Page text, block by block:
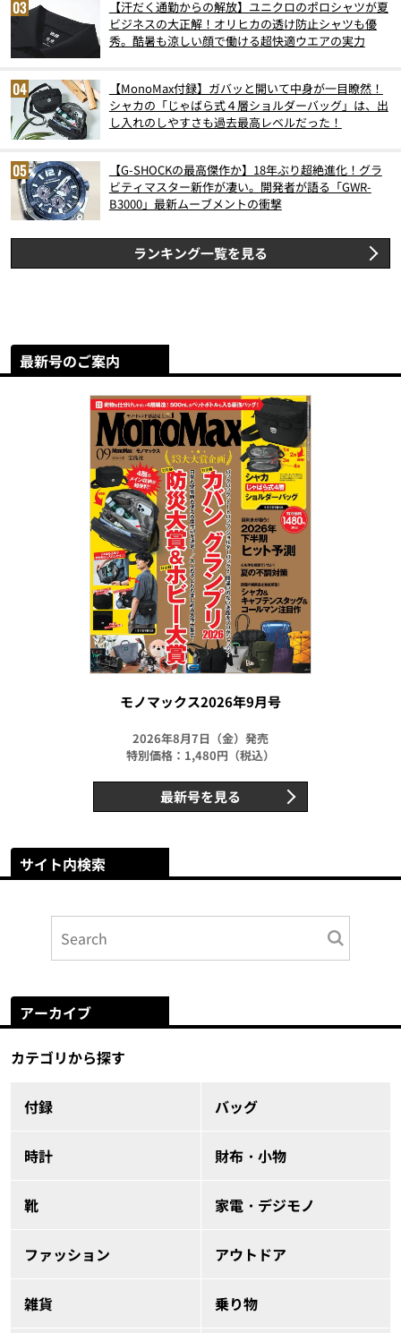
【汗だく通勤からの解放】ユニクロのポロシャツが夏
ビジネスの大正解！オリヒカの透け防止シャツも優
秀。酷暑も涼しい顔で働ける超快適ウエアの実力
【MonoMax付録】ガバッと開いて中身が一目瞭然！
シャカの「じゃばら式４層ショルダーバッグ」は、出
し入れのしやすさも過去最高レベルだった！
【G-SHOCKの最高傑作か】18年ぶり超絶進化！グラ
ビティマスター新作が凄い。開発者が語る「GWR-
B3000」最新ムーブメントの衝撃
ランキング一覧を見る
最新号のご案内
モノマックス2026年9月号
2026年8月7日（金）発売
特別価格：1,480円（税込）
最新号を見る
サイト内検索
アーカイブ
カテゴリから探す
付録 バッグ
時計 財布・小物
靴 家電・デジモノ
ファッション アウトドア
雑貨 乗り物